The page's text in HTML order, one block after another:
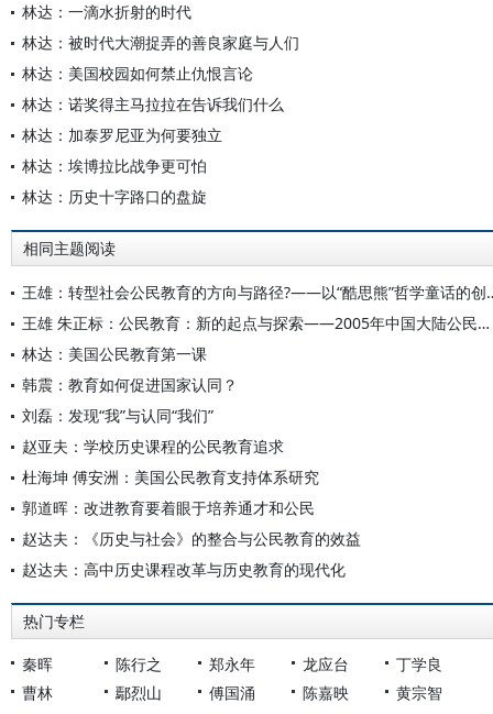
林达：一滴水折射的时代
林达：被时代大潮捉弄的善良家庭与人们
林达：美国校园如何禁止仇恨言论
林达：诺奖得主马拉拉在告诉我们什么
林达：加泰罗尼亚为何要独立
林达：埃博拉比战争更可怕
林达：历史十字路口的盘旋
相同主题阅读
王雄：转型社会公民教
王雄 朱正标：公民教育：新的起点与探索——2005年中国大陆公民教育现状概述
林达：美国公民教育第一课
韩震：教育如何促进国家认同？
刘磊：发现“我”与认同“我们”
赵亚夫：学校历史课程的公民教育追求
杜海坤 傅安洲：美国公民教育支持体系研究
郭道晖：改进教育要着眼于培养通才和公民
赵达夫：《历史与社会》的整合与公民教育的效益
赵达夫：高中历史课程改革与历史教育的现代化
热门专栏
秦晖 陈行之 郑永年 龙应台
丁学良
曹林
鄢烈山 傅国涌 陈嘉映
黄宗智